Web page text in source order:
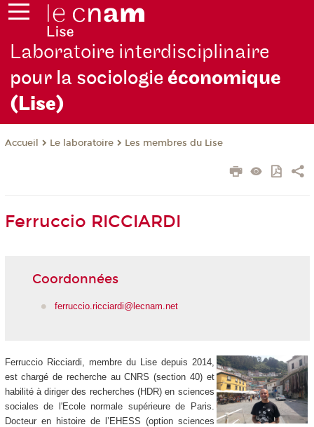
Laboratoire interdisciplinaire
pour la sociologieéconomique
(Lise)
Accueil Le laboratoire Les membres du Lise
Ferruccio RICCIARDI
Coordonnées
ferruccio.ricciardi@lecnam.net
Ferruccio Ricciardi, membre du Lise depuis 2014,
est chargé de recherche au CNRS (section 40) et
habilité à diriger des recherches (HDR) en sciences
sociales de l'Ecole normale supérieure de Paris.
Docteur en histoire de l’EHESS (option sciences